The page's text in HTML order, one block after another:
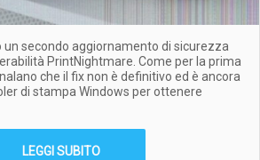
secondo aggiornamento di sicurezza
PrintNightmare. Come per la prima
che il fix non è definitivo ed è ancora
di stampa Windows per ottenere
LEGGI SUBITO